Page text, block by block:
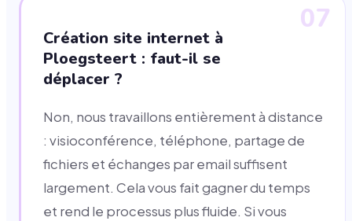
07
Création site internet à
Ploegsteert : faut-il se
déplacer ?
Non, nous travaillons entièrement à distance
: visioconférence, téléphone, partage de
fichiers et échanges par email suffisent
largement. Cela vous fait gagner du temps
et rend le processus plus fluide. Si vous